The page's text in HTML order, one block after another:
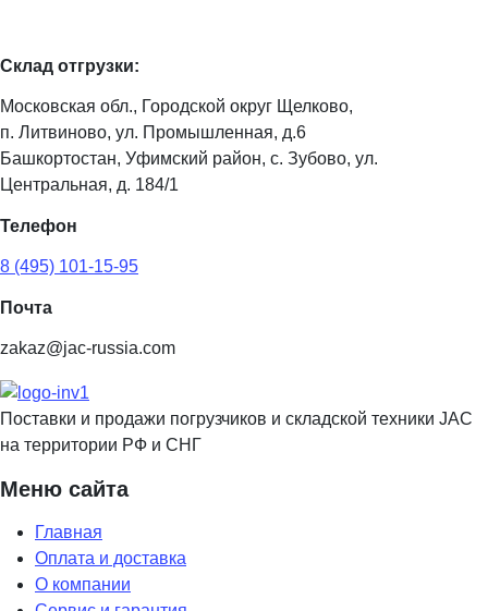
Склад отгрузки:
Московская обл., Городской округ Щелково,
п. Литвиново, ул. Промышленная, д.6
Башкортостан, Уфимский район, с. Зубово, ул.
Центральная, д. 184/1
Телефон
8 (495) 101-15-95
Почта
zakaz@jac-russia.com
Поставки и продажи погрузчиков и складской техники JAC
на территории РФ и СНГ
Меню сайта
Главная
Оплата и доставка
О компании